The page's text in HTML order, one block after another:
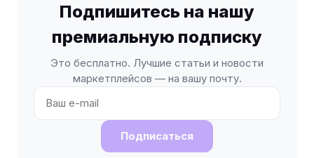
Подпишитесь на нашу
премиальную подписку
Это бесплатно. Лучшие статьи и новости
маркетплейсов — на вашу почту.
Подписаться